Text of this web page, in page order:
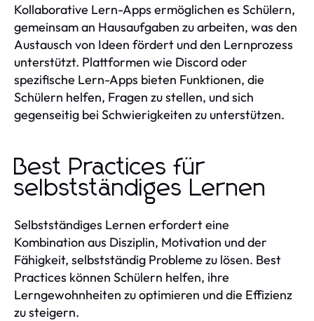
Kollaborative Lern-Apps ermöglichen es Schülern,
gemeinsam an Hausaufgaben zu arbeiten, was den
Austausch von Ideen fördert und den Lernprozess
unterstützt. Plattformen wie Discord oder
spezifische Lern-Apps bieten Funktionen, die
Schülern helfen, Fragen zu stellen, und sich
gegenseitig bei Schwierigkeiten zu unterstützen.
Best Practices für
selbstständiges Lernen
Selbstständiges Lernen erfordert eine
Kombination aus Disziplin, Motivation und der
Fähigkeit, selbstständig Probleme zu lösen. Best
Practices können Schülern helfen, ihre
Lerngewohnheiten zu optimieren und die Effizienz
zu steigern.